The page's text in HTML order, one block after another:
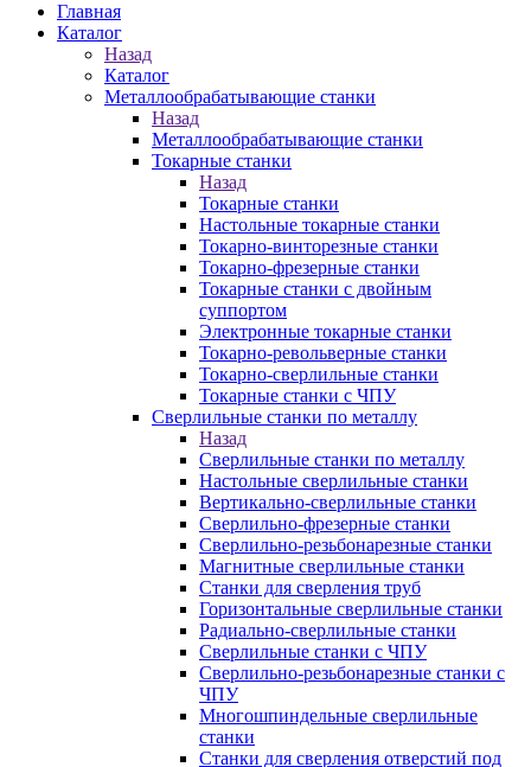
Главная
Каталог
Назад
Каталог
Металлообрабатывающие станки
Назад
Металлообрабатывающие станки
Токарные станки
Назад
Токарные станки
Настольные токарные станки
Токарно-винторезные станки
Токарно-фрезерные станки
Токарные станки с двойным
суппортом
Электронные токарные станки
Токарно-револьверные станки
Токарно-сверлильные станки
Токарные станки с ЧПУ
Сверлильные станки по металлу
Назад
Сверлильные станки по металлу
Настольные сверлильные станки
Вертикально-сверлильные станки
Сверлильно-фрезерные станки
Сверлильно-резьбонарезные станки
Магнитные сверлильные станки
Станки для сверления труб
Горизонтальные сверлильные станки
Радиально-сверлильные станки
Сверлильные станки с ЧПУ
Сверлильно-резьбонарезные станки с
ЧПУ
Многошпиндельные сверлильные
станки
Станки для сверления отверстий под